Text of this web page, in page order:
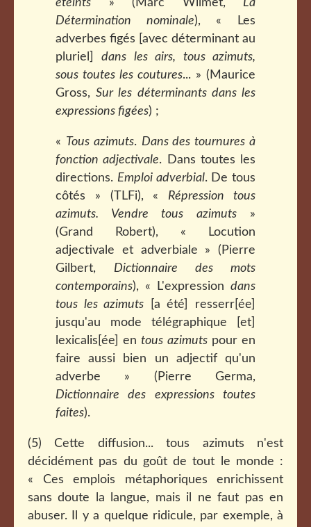
éteints » (Marc Wilmet, La
Détermination nominale), « Les
adverbes figés [avec déterminant au
pluriel]dans les airs, tous azimuts,
sous toutes les coutures... » (Maurice
Gross,Sur les déterminants dans les
expressions figées) ;
« Tous azimuts. Dans des tournures à
fonction adjectivale. Dans toutes les
directions. Emploi adverbial. De tous
côtés » (TLFi), « Répression tous
azimuts. Vendre tous azimuts»
(Grand Robert), « Locution
adjectivale et adverbiale » (Pierre
Gilbert, Dictionnaire des mots
contemporains), « L'expression dans
tous les azimuts [a été] resserr[ée]
jusqu'au mode télégraphique [et]
lexicalis[ée] entous azimutspour en
faire aussi bien un adjectif qu'un
adverbe » (Pierre Germa,
Dictionnaire des expressions toutes
faites).
(5) Cette diffusion... tous azimuts n'est
décidément pas du goût de tout le monde :
« Ces emplois métaphoriques enrichissent
sans doute la langue, mais il ne faut pas en
abuser. Il y a quelque ridicule, par exemple, à